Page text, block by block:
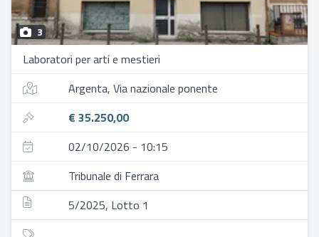
3
Laboratori per arti e mestieri
Argenta, Via nazionale ponente
€ 35.250,00
02/10/2026 - 10:15
Tribunale di Ferrara
5/2025, Lotto 1